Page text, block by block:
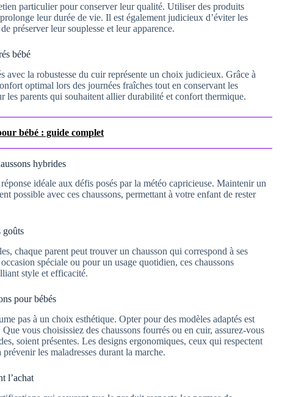
particulier pour conserver leur qualité. Utiliser des produits
leur durée de vie. Il est également judicieux d’éviter les
préserver leur souplesse et leur apparence.
bébé
avec la robustesse du cuir représente un choix judicieux. Grâce à
optimal lors des journées fraîches tout en conservant les
les parents qui souhaitent allier durabilité et confort thermique.
bébé : guide complet
hybrides
idéale aux défis posés par la météo capricieuse. Maintenir un
possible avec ces chaussons, permettant à votre enfant de rester
goûts
chaque parent peut trouver un chausson qui correspond à ses
spéciale ou pour un usage quotidien, ces chaussons
style et efficacité.
pour bébés
pas à un choix esthétique. Opter pour des modèles adaptés est
vous choisissiez des chaussons fourrés ou en cuir, assurez-vous
soient présentes. Les designs ergonomiques, ceux qui respectent
les maladresses durant la marche.
l’achat